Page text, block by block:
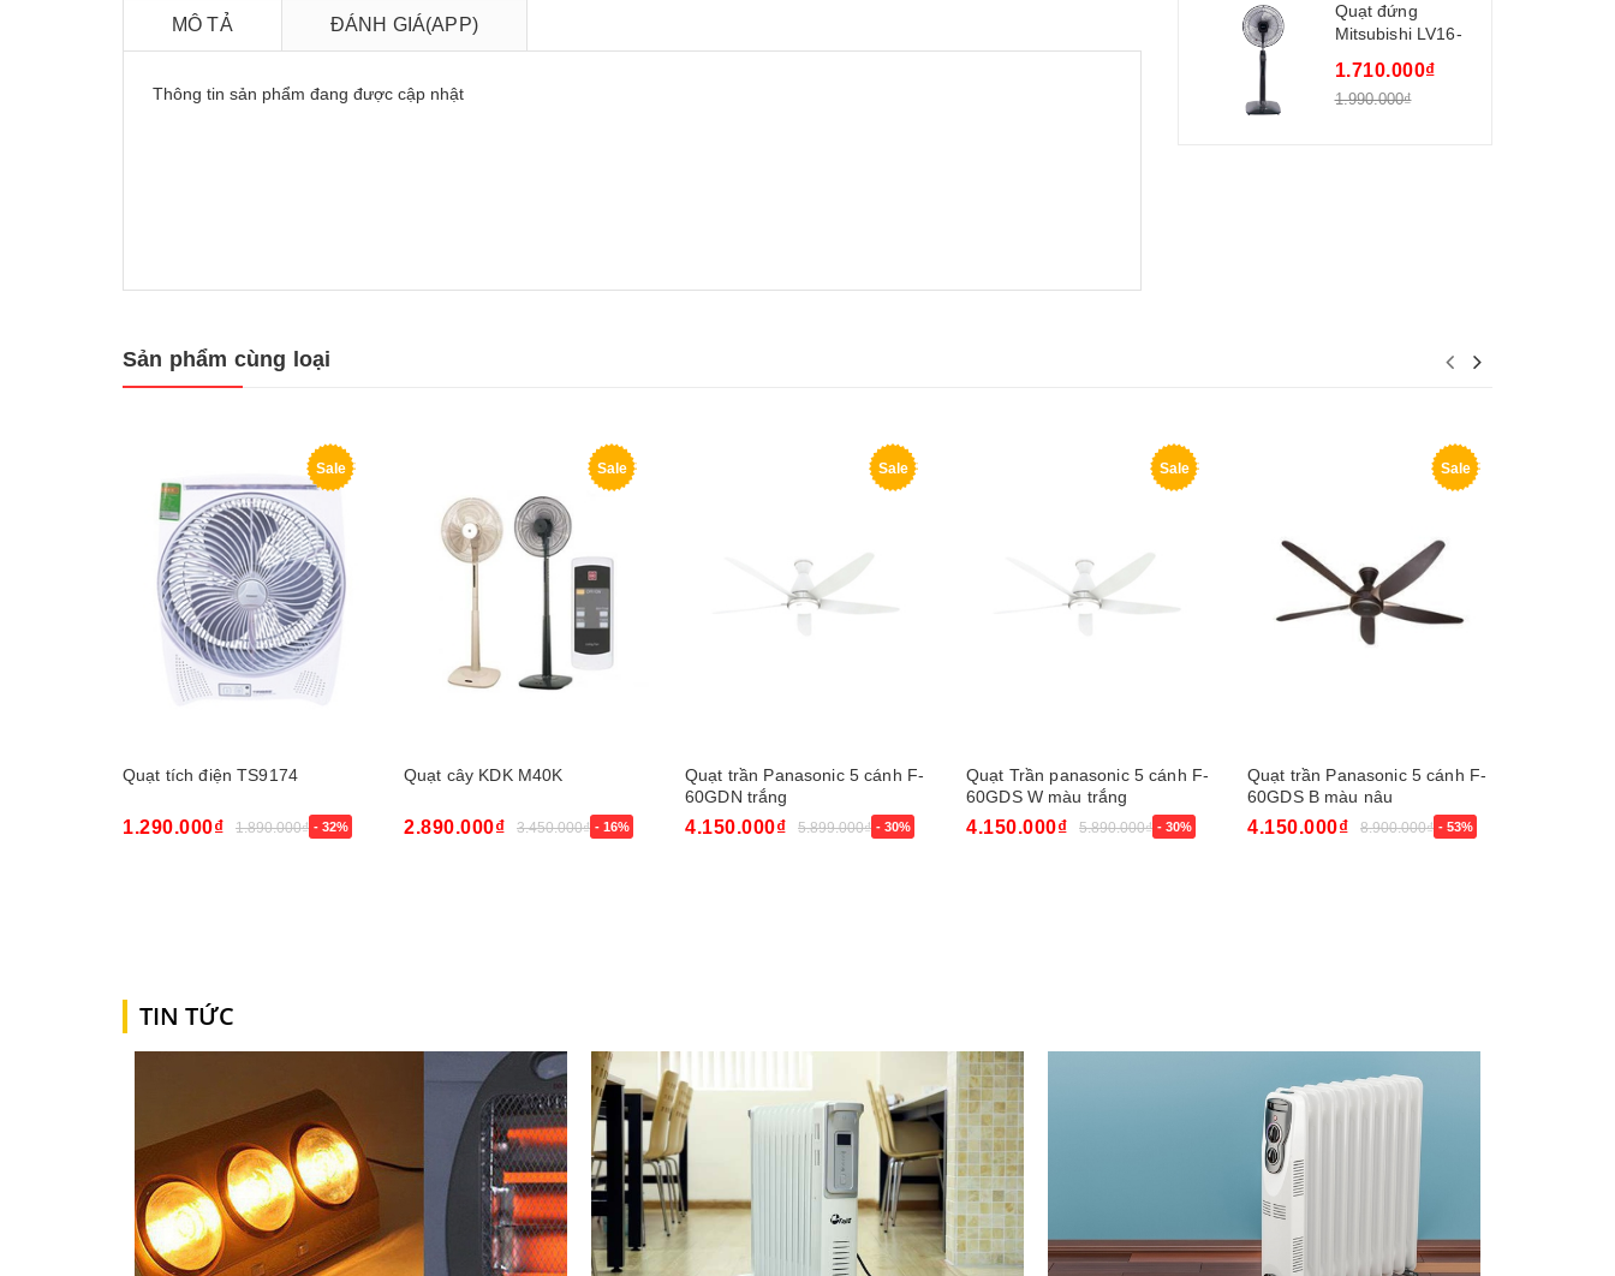
MÔ TẢ ĐÁNH GIÁ(APP)
Thông tin sản phẩm đang được cập nhật
Quạt đứng
Mitsubishi LV16-
bạc đạn
1.710.000₫
1.990.000₫
Sản phẩm cùng loại
Sale
Quạt tích điện TS9174
1.290.000₫ 1.890.000₫ - 32%
Sale
Quạt cây KDK M40K
2.890.000₫ 3.450.000₫ - 16%
Sale
Quạt trần Panasonic 5 cánh F-
60GDN trắng
4.150.000₫ 5.899.000₫ - 30%
Sale
Quạt Trần panasonic 5 cánh F-
60GDS W màu trắng
4.150.000₫ 5.890.000₫ - 30%
Sale
Quạt trần Panasonic 5 cánh F-
60GDS B màu nâu
4.150.000₫ 8.900.000₫ - 53%
TIN TỨC